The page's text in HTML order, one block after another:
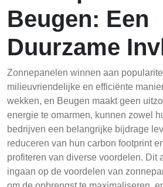
Beugen: Een
Duurzame
Zonnepanelen winnen aan
milieuvriendelijke en efficiënte
wekken, en Beugen maakt geen
energie te omarmen, kunnen zowel
bedrijven een belangrijke bijdrage
reduceren van hun carbon footprint
profiteren van diverse voordelen. Dit
ingaan op de voordelen van